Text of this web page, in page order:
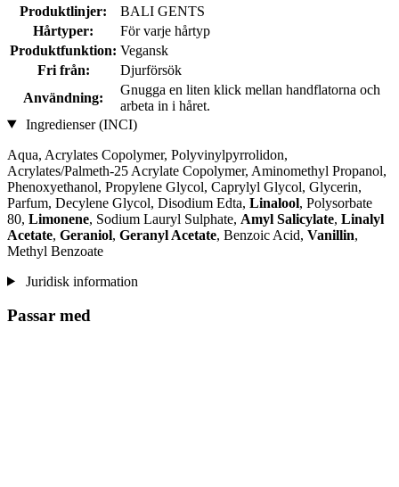
Produktlinjer:
BALI GENTS
Hårtyper:
För varje hårtyp
Produktfunktion: Vegansk
Fri från:
Djurförsök
Användning:
Gnugga en liten klick mellan handflatorna och
arbeta in i håret.
Ingredienser (INCI)
Aqua, Acrylates Copolymer, Polyvinylpyrrolidon,
Acrylates/Palmeth-25 Acrylate Copolymer, Aminomethyl Propanol,
Phenoxyethanol, Propylene Glycol, Caprylyl Glycol, Glycerin,
Parfum, Decylene Glycol, Disodium Edta, Linalool, Polysorbate
80, Limonene, Sodium Lauryl Sulphate, Amyl Salicylate, Linalyl
Acetate, Geraniol, Geranyl Acetate, Benzoic Acid, Vanillin,
Methyl Benzoate
Juridisk information
Passar med